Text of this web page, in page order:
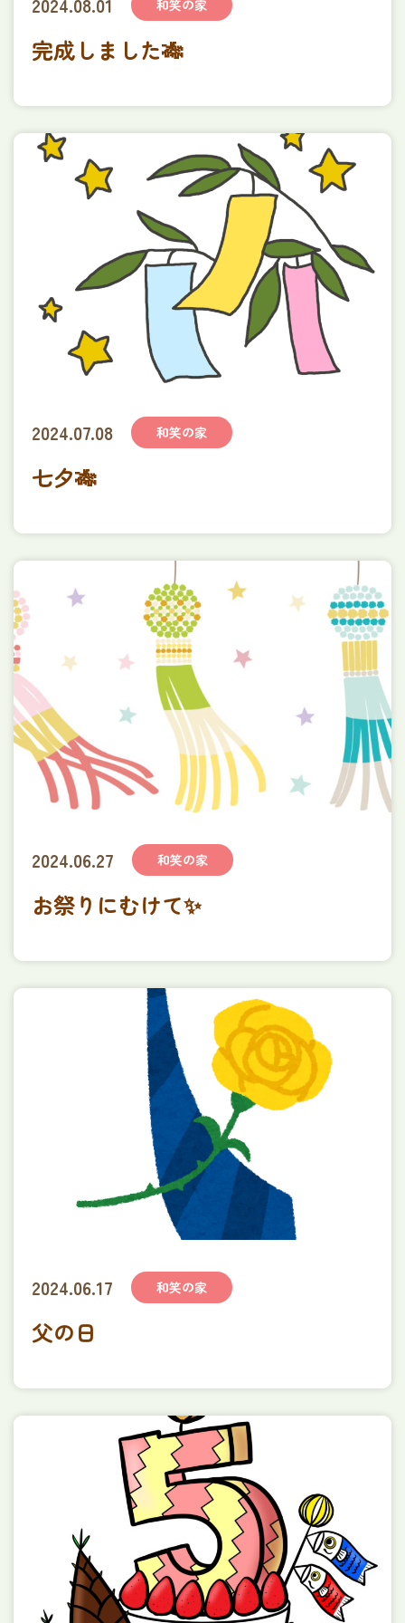
和笑の家
完成しました🎋
2024.07.08 和笑の家
七夕🎋
2024.06.27 和笑の家
お祭りにむけて✨
2024.06.17 和笑の家
父の日